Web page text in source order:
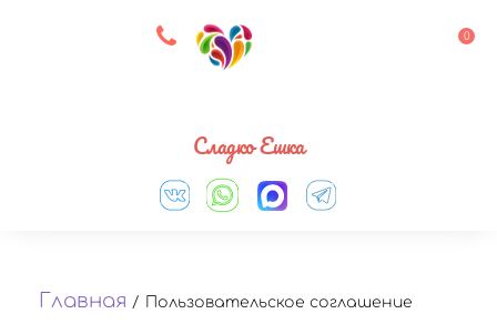
8 927 083 33 05 0
Сладко Ешка
Главная / Пользовательское соглашение